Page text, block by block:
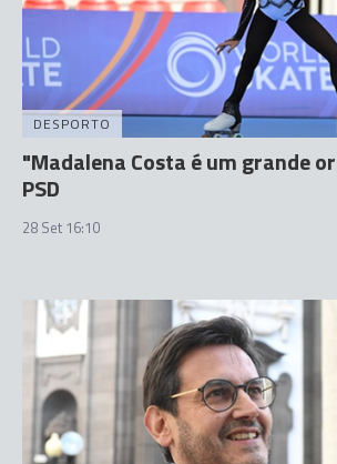
DESPORTO
"Madalena Costa é um grande
PSD
28 Set 16:10